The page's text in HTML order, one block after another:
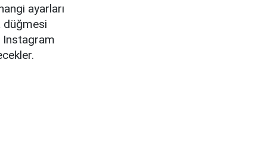
ayarları
düğmesi
Instagram